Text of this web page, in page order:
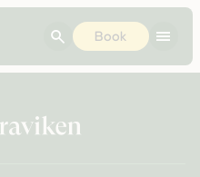
Book